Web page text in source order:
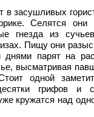
засушливых
Селятся они
гнезда из
Пищу они
парят на
высматривая
одной
грифов и
кружатся над